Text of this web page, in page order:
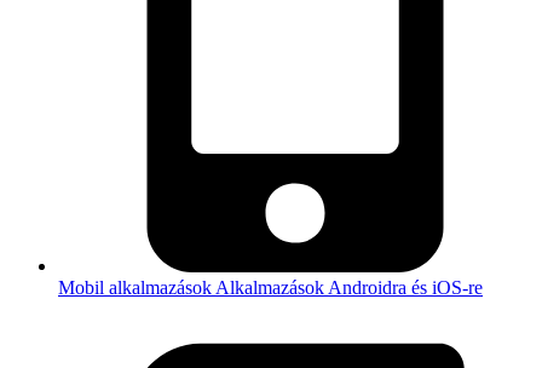
Mobil alkalmazások Alkalmazások Androidra és iOS-re